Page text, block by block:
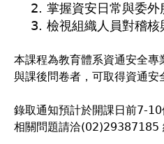
2. 掌握資安日常與委外
3. 檢視組織人員對稽核
本課程為教育體系資通安全
與課後問卷者，可取得資通安
錄取通知預計於開課日前7-10
相關問題請洽(02)29387185